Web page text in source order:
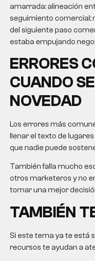
amarrada: alineación
seguimiento comercial;
del siguiente paso
estaba empujando
ERRORES
CUANDO
NOVEDAD
Los errores más
llenar el texto de
que nadie puede
También falla mucho
otros marketeros y no
tomar una mejor
TAMBIÉN
Si este tema ya te está
recursos te ayudan a